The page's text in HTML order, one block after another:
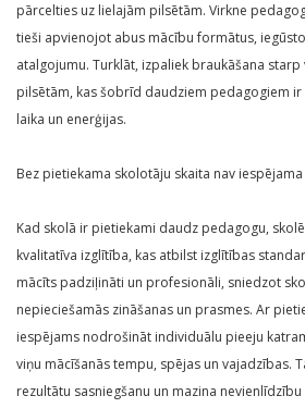
pārcelties uz lielajām pilsētām. Virkne
tieši apvienojot abus mācību formātus,
atalgojumu. Turklāt, izpaliek braukāšana
pilsētām, kas šobrīd daudziem pedagogiem
laika un enerģijas.
Bez pietiekama skolotāju skaita nav
Kad skolā ir pietiekami daudz pedagogu,
kvalitatīva izglītība, kas atbilst izglītības
mācīts padziļināti un profesionāli, sniedzot
nepieciešamās zināšanas un prasmes. Ar
iespējams nodrošināt individuālu pieeju
viņu mācīšanās tempu, spējas un vajadzības.
rezultātu sasniegšanu un mazina